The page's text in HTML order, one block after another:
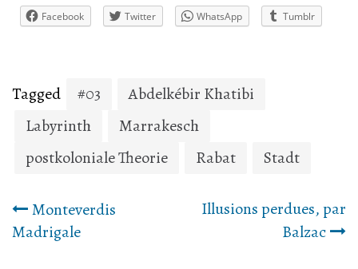
Facebook Twitter WhatsApp Tumblr
Tagged #03
Abdelkébir Khatibi
Labyrinth
Marrakesch
postkoloniale Theorie
Rabat Stadt
Beitrags-
Navigation
Monteverdis
Madrigale
Illusions perdues, par
Balzac